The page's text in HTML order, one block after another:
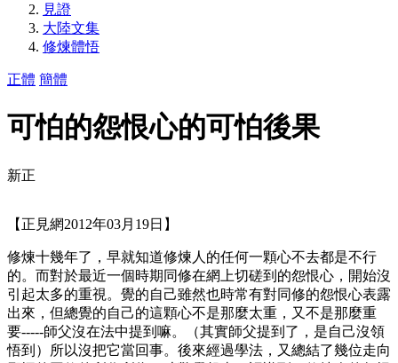
見證
大陸文集
修煉體悟
正體 簡體
可怕的怨恨心的可怕後果
新正
【正見網2012年03月19日】
修煉十幾年了，早就知道修煉人的任何一顆心不去都是不行
的。而對於最近一個時期同修在網上切磋到的怨恨心，開始沒
引起太多的重視。覺的自己雖然也時常有對同修的怨恨心表露
出來，但總覺的自己的這顆心不是那麼太重，又不是那麼重
要-----師父沒在法中提到嘛。（其實師父提到了，是自己沒領
悟到）所以沒把它當回事。後來經過學法，又總結了幾位走向